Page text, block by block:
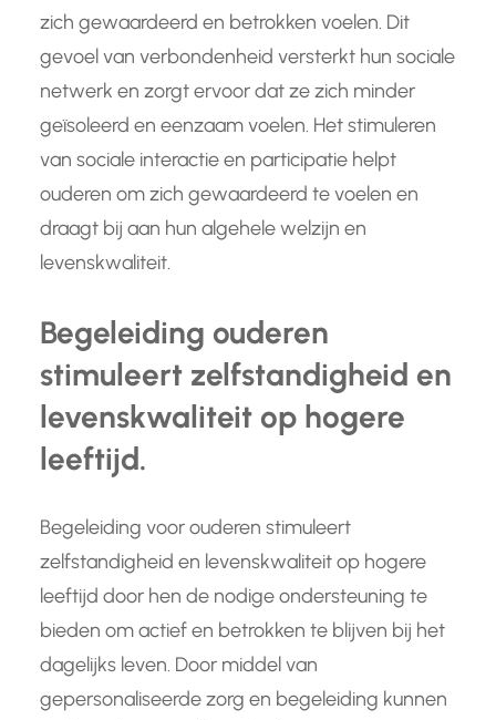
zich gewaardeerd en betrokken voelen. Dit
gevoel van verbondenheid versterkt hun sociale
netwerk en zorgt ervoor dat ze zich minder
geïsoleerd en eenzaam voelen. Het stimuleren
van sociale interactie en participatie helpt
ouderen om zich gewaardeerd te voelen en
draagt bij aan hun algehele welzijn en
levenskwaliteit.
Begeleiding ouderen
stimuleert zelfstandigheid en
levenskwaliteit op hogere
leeftijd.
Begeleiding voor ouderen stimuleert
zelfstandigheid en levenskwaliteit op hogere
leeftijd door hen de nodige ondersteuning te
bieden om actief en betrokken te blijven bij het
dagelijks leven. Door middel van
gepersonaliseerde zorg en begeleiding kunnen